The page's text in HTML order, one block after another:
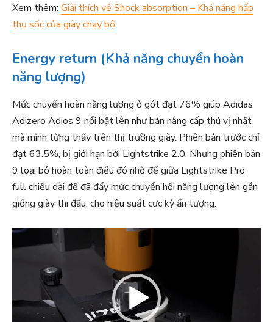
Xem thêm: Giải thích về Shock absorption – Khả năng hấp
thụ sốc của giày chạy bộ
Energy return (Khả năng chuyển hoàn
năng lượng)
Mức chuyển hoàn năng lượng ở gót đạt 76% giúp Adidas
Adizero Adios 9 nổi bật lên như bản nâng cấp thú vị nhất
mà mình từng thấy trên thị trường giày. Phiên bản trước chỉ
đạt 63.5%, bị giới hạn bởi Lightstrike 2.0. Nhưng phiên bản
9 loại bỏ hoàn toàn điều đó nhờ đế giữa Lightstrike Pro
full chiều dài đế đã đẩy mức chuyển hồi năng lượng lên gần
giống giày thi đấu, cho hiệu suất cực kỳ ấn tượng.
T
r
h